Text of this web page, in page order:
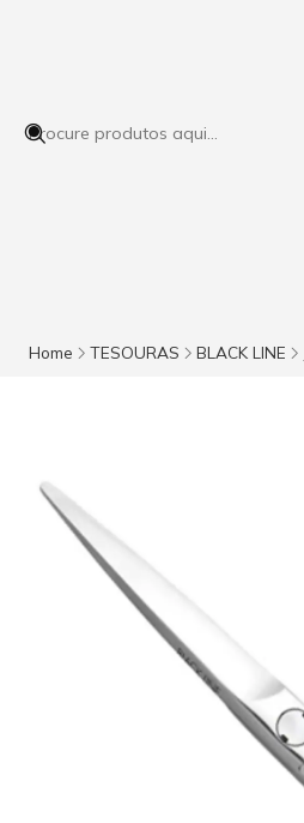
Home TESOURAS BLACK LINE